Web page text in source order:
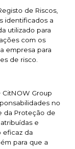
de Riscos,
identificados a
utilizado para
com os
empresa para
de risco.
CitNOW Group
no
da Proteção de
e
eficaz da
para que a